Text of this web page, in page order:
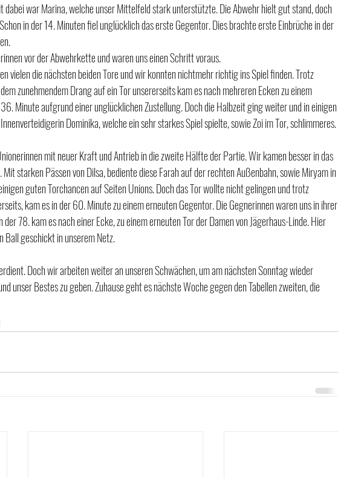
dabei war Marina, welche unser Mittelfeld stark unterstützte. Die Abwehr hielt gut stand, doch
in der 14. Minuten fiel unglücklich das erste Gegentor. Dies brachte erste Einbrüche in der
vor der Abwehrkette und waren uns einen Schritt voraus.
vielen die nächsten beiden Tore und wir konnten nichtmehr richtig ins Spiel finden. Trotz
zunehmendem Drang auf ein Tor unsererseits kam es nach mehreren Ecken zu einem
Minute aufgrund einer unglücklichen Zustellung. Doch die Halbzeit ging weiter und in einigen
Dominika, welche ein sehr starkes Spiel spielte, sowie Zoi im Tor, schlimmeres.
mit neuer Kraft und Antrieb in die zweite Hälfte der Partie. Wir kamen besser in das
starken Pässen von Dilsa, bediente diese Farah auf der rechten Außenbahn, sowie Miryam in
guten Torchancen auf Seiten Unions. Doch das Tor wollte nicht gelingen und trotz
kam es in der 60. Minute zu einem erneuten Gegentor. Die Gegnerinnen waren uns in ihrer
78. kam es nach einer Ecke, zu einem erneuten Tor der Damen von Jägerhaus-Linde. Hier
Ball geschickt in unserem Netz.
Doch wir arbeiten weiter an unseren Schwächen, um am nächsten Sonntag wieder
unser Bestes zu geben. Zuhause geht es nächste Woche gegen den Tabellen zweiten, die